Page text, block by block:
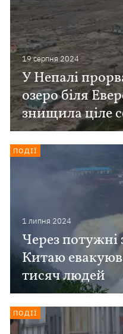
19 серпня 2024
У Непалі
озеро біля
знищила ціле
1 липня 2024
Через потужні
Китаю
тисяч людей
ПОДІЇ
ПОДІЇ